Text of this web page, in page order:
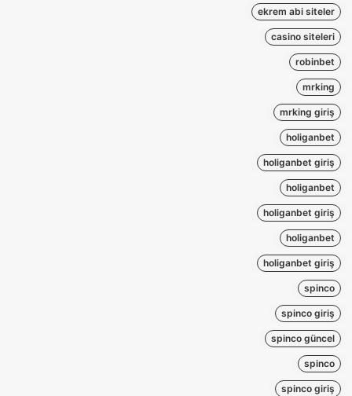
ekrem abi siteler
casino siteleri
robinbet
mrking
mrking giriş
holiganbet
holiganbet giriş
holiganbet
holiganbet giriş
holiganbet
holiganbet giriş
spinco
spinco giriş
spinco güncel
spinco
spinco giriş